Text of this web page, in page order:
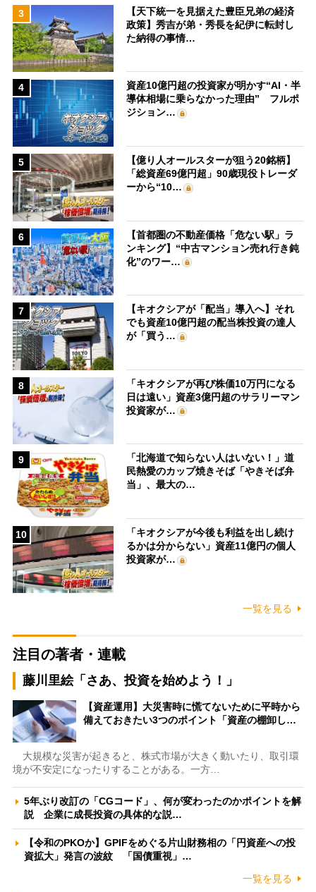
3
【天下統一を見据えた豊臣兄弟の経済
政策】秀吉が弟・秀長を紀伊に転封し
た納得の事情…
4
資産10億円超の投資家が明かす“AI・半
導体相場に乗らなかった理由” フルポ
ジション…
5
【億り人オールスターが狙う20銘柄】
「総資産69億円超」90歳現役トレーダ
ーから“10…
6
【首都圏の不動産価格「危ない駅」ラ
ンキング】“中古マンション売れ行き鈍
化”のワー…
7
【キオクシアが「配当」導入へ】それ
でも資産10億円超の配当株投資の達人
が「買う…
8
「キオクシアが再び株価10万円になる
日は遠い」資産3億円超のサラリーマン
投資家が…
9
「北海道で知らない人はいない！」道
民熱愛のカップ焼きそば「やきそば弁
当」、最大の…
10
「キオクシアが今後も利益を出し続け
るかは分からない」資産11億円の個人
投資家が…
一覧を見る
注目の著者・連載
藤川里絵「さあ、投資を始めよう！」
【資産運用】大災害時に慌てないために平時から
備えておきたい3つのポイント「資産の棚卸し…
大規模な災害が起きると、株式市場が大きく動いたり、取引環
境が不安定になったりすることがある。一方…
5年ぶり改訂の「CGコード」、何が変わったのかポイントを解
説 企業に成長投資の具体的な説…
【令和のPKOか】GPIFをめぐる片山財務相の「円資産への投
資拡大」発言の波紋 「国債重視」…
一覧を見る